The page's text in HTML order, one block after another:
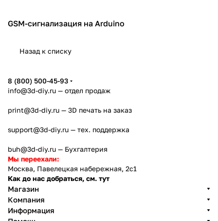
Проекты
GSM-сигнализация на Arduino
Назад к списку
8 (800) 500-45-93
info@3d-diy.ru — отдел продаж
print@3d-diy.ru — 3D печать на заказ
support@3d-diy.ru — тех. поддержка
buh@3d-diy.ru — Бухгалтерия
Мы переехали:
Москва, Павелецкая набережная, 2с1
Как до нас добраться, см. тут
Магазин
Компания
Информация